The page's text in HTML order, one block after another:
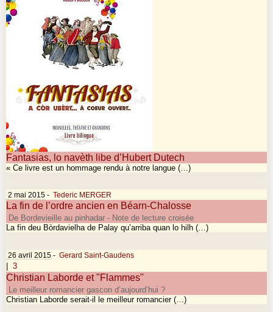
Fantasias, lo navèth libe d’Hubert Dutech
« Ce livre est un hommage rendu à notre langue (…)
2 mai 2015 - Tederic MERGER
La fin de l’ordre ancien en Béarn-Chalosse
De Bordevieille au pinhadar - Note de lecture croisée
La fin deu Bòrdavielha de Palay qu’arriba quan lo hilh (…)
26 avril 2015 - Gerard Saint-Gaudens
| 3
Christian Laborde et "Flammes"
Le meilleur romancier gascon d’aujourd’hui ?
Christian Laborde serait-il le meilleur romancier (…)